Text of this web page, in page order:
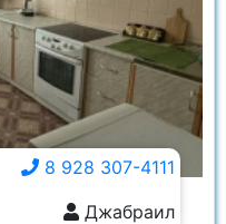
8 928 307-4111
Джабраил